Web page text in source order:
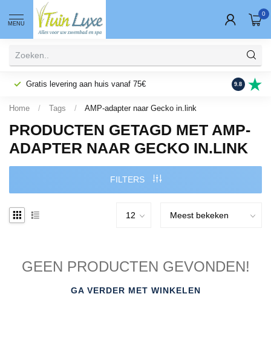
MENU
0
Gratis levering aan huis vanaf 75€ Fysieke
9.8
Home / Tags / AMP-adapter naar Gecko in.link
PRODUCTEN GETAGD MET AMP-
ADAPTER NAAR GECKO IN.LINK
FILTERS
GEEN PRODUCTEN GEVONDEN!
GA VERDER MET WINKELEN